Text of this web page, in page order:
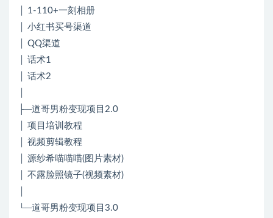
│ 1-110+一刻相册
│ 小红书买号渠道
│ QQ渠道
│ 话术1
│ 话术2
├─道哥男粉变现项目2.0
│ 项目培训教程
│ 视频剪辑教程
│ 源纱希喵喵喵(图片素材)
│ 不露脸照镜子(视频素材)
└─道哥男粉变现项目3.0